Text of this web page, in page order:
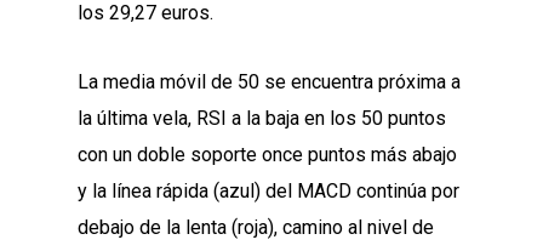
los 29,27 euros.
La media móvil de 50 se encuentra próxima a
la última vela, RSI a la baja en los 50 puntos
con un doble soporte once puntos más abajo
y la línea rápida (azul) del MACD continúa por
debajo de la lenta (roja), camino al nivel de